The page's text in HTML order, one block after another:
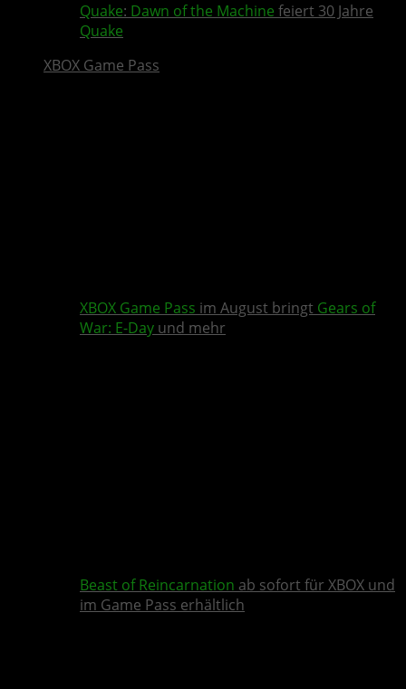
Quake: Dawn of the Machine feiert 30 Jahre
Quake
XBOX Game Pass
XBOX Game Pass im August bringt Gears of
War: E-Day und mehr
Beast of Reincarnation ab sofort für XBOX und
im Game Pass erhältlich